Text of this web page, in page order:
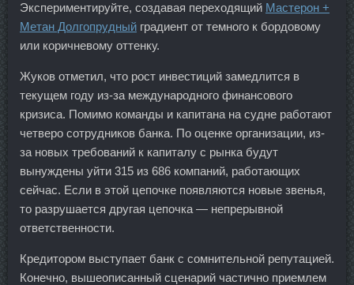
Экспериментируйте, создавая переходящий Мастерон +
Метан Долгопрудный градиент от темного к бордовому
или коричневому оттенку.
Жуков отметил, что рост инвестиций замедлится в
текущем году из-за международного финансового
кризиса. Помимо команды и капитана на судне работают
четверо сотрудников банка. По оценке организации, из-
за новых требований к капиталу с рынка будут
вынуждены уйти 315 из 686 компаний, работающих
сейчас. Если в этой цепочке появляются новые звенья,
то разрушается другая цепочка — непрерывной
ответственности.
Кредитором выступает банк с сомнительной репутацией.
Конечно, вышеописанный сценарий частично приемлем